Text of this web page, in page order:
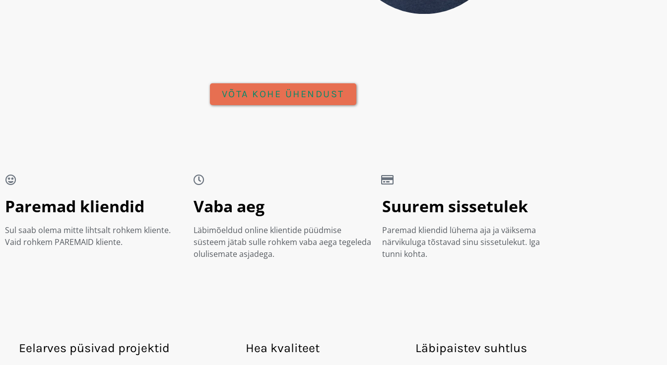
VÕTA KOHE ÜHENDUST
Paremad kliendid
Sul saab olema mitte lihtsalt rohkem kliente.
Vaid rohkem PAREMAID kliente.
Vaba aeg
Läbimõeldud online klientide püüdmise
süsteem jätab sulle rohkem vaba aega tegeleda
olulisemate asjadega.
Suurem sissetulek
Paremad kliendid lühema aja ja väiksema
närvikuluga tõstavad sinu sissetulekut. Iga
tunni kohta.
Eelarves püsivad projektid Hea kvaliteet Läbipaistev suhtlus